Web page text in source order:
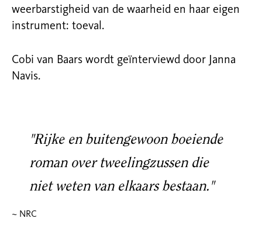
weerbarstigheid van de waarheid en haar eigen
instrument: toeval.
Cobi van Baars wordt geïnterviewd door Janna
Navis.
"Rijke en buitengewoon boeiende
roman over tweelingzussen die
niet weten van elkaars bestaan."
~ NRC